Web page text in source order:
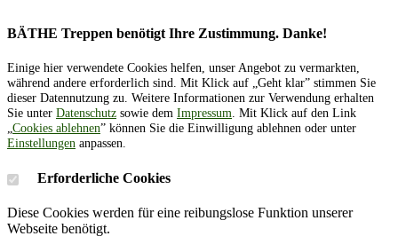
BÄTHE Treppen benötigt Ihre Zustimmung. Danke!
Einige hier verwendete Cookies helfen, unser Angebot zu vermarkten,
während andere erforderlich sind. Mit Klick auf „Geht klar” stimmen Sie
dieser Datennutzung zu. Weitere Informationen zur Verwendung erhalten
Sie unter Datenschutz sowie dem Impressum. Mit Klick auf den Link
„Cookies ablehnen” können Sie die Einwilligung ablehnen oder unter
Einstellungen anpassen.
Erforderliche Cookies
Diese Cookies werden für eine reibungslose Funktion unserer
Webseite benötigt.